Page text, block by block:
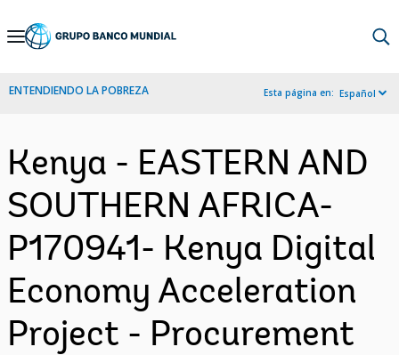
Skip
Navigation
ENTENDIENDO LA POBREZA Esta página en: Español
Kenya - EASTERN AND
SOUTHERN AFRICA-
P170941- Kenya Digital
Economy Acceleration
Project - Procurement